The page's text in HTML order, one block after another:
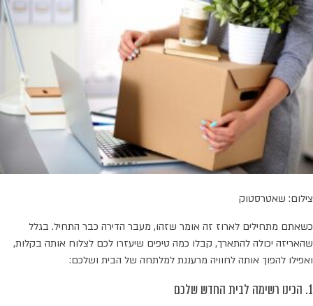
צילום: שאטרסטוק
כשאתם מתחילים לארוז זה אומר שזהו, מעבר הדירה כבר התחיל. בגלל
שהאריזה יכולה להתארך, קבלו כמה טיפים שיעזרו לכם לצלוח אותה בקלות,
ואפילו להפוך אותה לחוויה מרעננת למלתחה של הבית ושלכם:
1. הכינו רשימה לבית החדש שלכם